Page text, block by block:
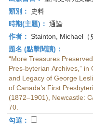
類別：
史料
時期(主題)： 通論
作者： Stainton, Michael（
題名 (點擊閱讀)：
“More Treasures
Pres-byterian Archives,”
and Legacy of George
of Canada’s First
(1872–1901), Newcastle:
70.
勾選：